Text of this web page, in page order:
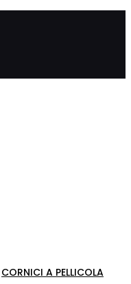
CORNICI A PELLICOLA